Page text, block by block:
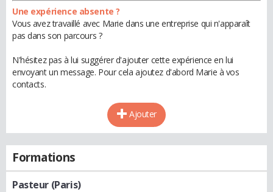
Une expérience absente ?
Vous avez travaillé avec Marie dans une entreprise qui n'apparaît
pas dans son parcours ?
N'hésitez pas à lui suggérer d'ajouter cette expérience en lui
envoyant un message. Pour cela ajoutez d'abord Marie à vos
contacts.
Ajouter
Formations
Pasteur (Paris)